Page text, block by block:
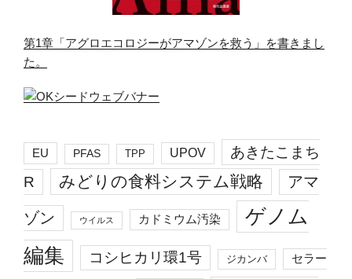
第1章「アグロエコロジーがアマゾンを救う」を書きまし
た。
EU PFAS TPP UPOV
あきたこまち
R
みどりの食料システム戦略 アマ
ゾン ウイルス カドミウム汚染
ゲノム
編集
コシヒカリ環1号 ジカンバ セラー